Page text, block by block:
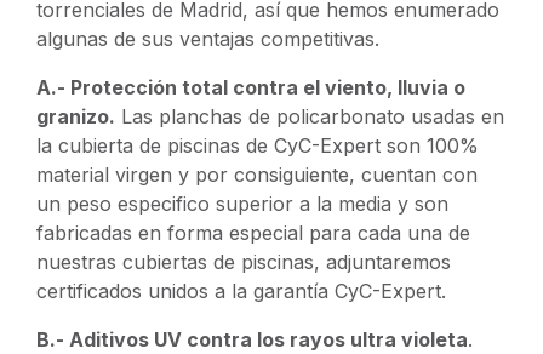
torrenciales de Madrid, así que hemos enumerado
algunas de sus ventajas competitivas.
A.- Protección total contra el viento, lluvia o
granizo. Las planchas de policarbonato usadas en
la cubierta de piscinas de CyC-Expert son 100%
material virgen y por consiguiente, cuentan con
un peso especifico superior a la media y son
fabricadas en forma especial para cada una de
nuestras cubiertas de piscinas, adjuntaremos
certificados unidos a la garantía CyC-Expert.
B.- Aditivos UV contra los rayos ultra violeta.